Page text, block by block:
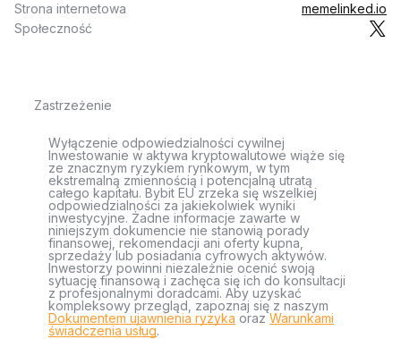
Strona internetowa
memelinked.io
Społeczność
Zastrzeżenie
Wyłączenie odpowiedzialności cywilnej
Inwestowanie w aktywa kryptowalutowe wiąże się
ze znacznym ryzykiem rynkowym, w tym
ekstremalną zmiennością i potencjalną utratą
całego kapitału. Bybit EU zrzeka się wszelkiej
odpowiedzialności za jakiekolwiek wyniki
inwestycyjne. Żadne informacje zawarte w
niniejszym dokumencie nie stanowią porady
finansowej, rekomendacji ani oferty kupna,
sprzedaży lub posiadania cyfrowych aktywów.
Inwestorzy powinni niezależnie ocenić swoją
sytuację finansową i zachęca się ich do konsultacji
z profesjonalnymi doradcami. Aby uzyskać
kompleksowy przegląd, zapoznaj się z naszym
Dokumentem ujawnienia ryzyka orazWarunkami
świadczenia usług.